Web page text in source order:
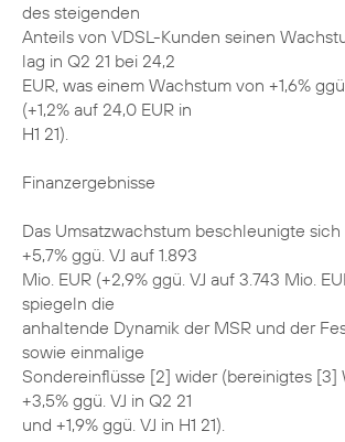
des steigenden
Anteils von VDSL-Kunden seinen
lag in Q2 21 bei 24,2
EUR, was einem Wachstum von +1,6%
(+1,2% auf 24,0 EUR in
H1 21).
Finanzergebnisse
Das Umsatzwachstum beschleunigte sich
+5,7% ggü. VJ auf 1.893
Mio. EUR (+2,9% ggü. VJ auf 3.743 Mio.
spiegeln die
anhaltende Dynamik der MSR und der
sowie einmalige
Sondereinflüsse [2] wider (bereinigtes [3]
+3,5% ggü. VJ in Q2 21
und +1,9% ggü. VJ in H1 21).